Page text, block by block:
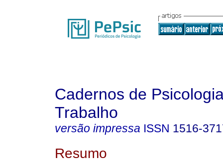
Cadernos de
Trabalho
versão impressa ISSN 1516-
Resumo